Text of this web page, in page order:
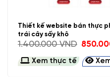
Thiết kế website bán thực
trái cây sấy khô
1.400.000VND
Giá
là:
Xem thực tế